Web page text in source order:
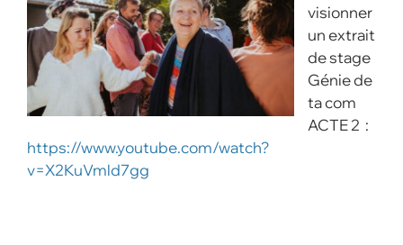
visionner
un extrait
de stage
Génie de
ta com
ACTE 2 :
https://www.youtube.com/watch?
v=X2KuVmld7gg